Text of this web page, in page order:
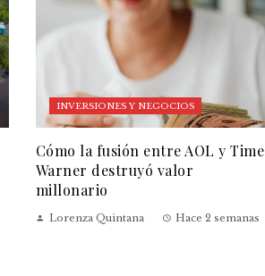
INVERSIONES Y NEGOCIOS
Cómo la fusión entre AOL y Time
Warner destruyó valor
millonario
Lorenza Quintana Hace 2 semanas